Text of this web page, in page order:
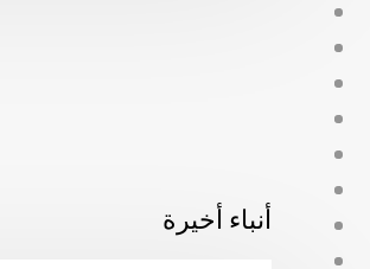
أنباء أخيرة